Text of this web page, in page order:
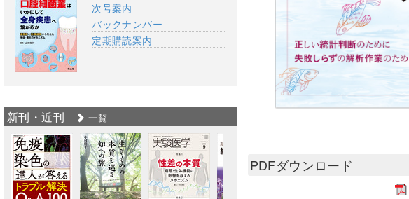
PDFダウンロード
次号案内
バックナンバー
定期購読案内
新刊・近刊 一覧